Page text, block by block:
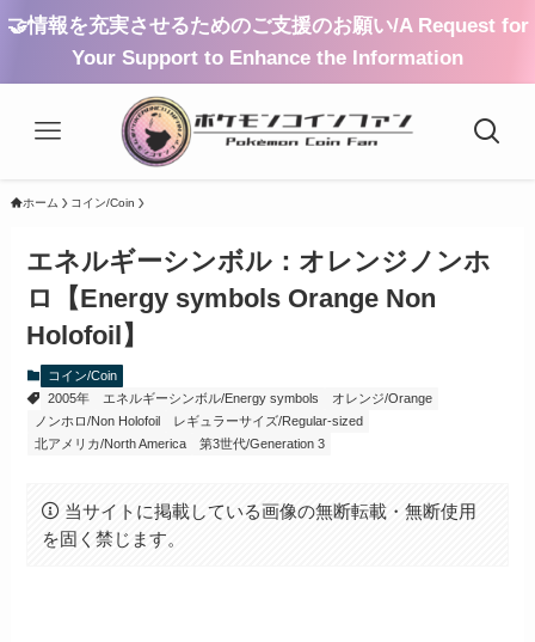
🤝情報を充実させるためのご支援のお願い/A Request for
Your Support to Enhance the Information
ホーム コイン/Coin
エネルギーシンボル：オレンジノンホ
ロ【Energy symbols Orange Non
Holofoil】
コイン/Coin
2005年
エネルギーシンボル/Energy symbols
オレンジ/Orange
ノンホロ/Non Holofoil
レギュラーサイズ/Regular-sized
北アメリカ/North America
第3世代/Generation 3
当サイトに掲載している画像の無断転載・無断使用
を固く禁じます。